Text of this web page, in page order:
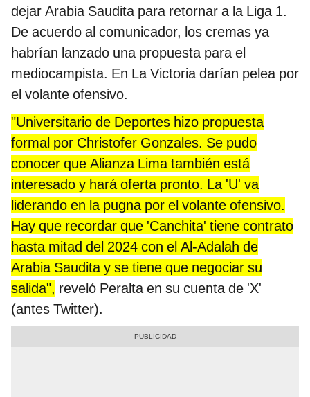
dejar Arabia Saudita para retornar a la Liga 1.
De acuerdo al comunicador, los cremas ya
habrían lanzado una propuesta para el
mediocampista. En La Victoria darían pelea por
el volante ofensivo.
"Universitario de Deportes hizo propuesta
formal por Christofer Gonzales. Se pudo
conocer que Alianza Lima también está
interesado y hará oferta pronto. La 'U' va
liderando en la pugna por el volante ofensivo.
Hay que recordar que 'Canchita' tiene contrato
hasta mitad del 2024 con el Al-Adalah de
Arabia Saudita y se tiene que negociar su
salida", reveló Peralta en su cuenta de 'X'
(antes Twitter).